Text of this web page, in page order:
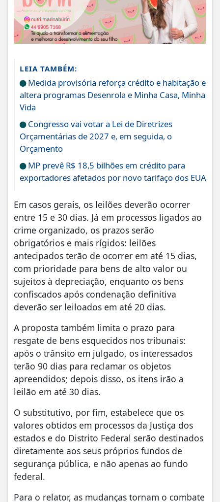
LEIA TAMBÉM:
Medida provisória reforça crédito e habitação e
altera programas Desenrola e Minha Casa, Minha
Vida
Congresso vai votar a Lei de Diretrizes
Orçamentárias de 2027 e, em seguida, o
Orçamento
MP prevê R$ 18,5 bilhões em crédito para
exportadores afetados por novo tarifaço dos EUA
Em casos gerais, os leilões deverão ocorrer
entre 15 e 30 dias. Já em processos ligados ao
crime organizado, os prazos serão
obrigatórios e mais rígidos: leilões
antecipados terão de ocorrer em até 15 dias,
com prioridade para bens de alto valor ou
sujeitos à depreciação, enquanto os bens
confiscados após condenação definitiva
deverão ser leiloados em até 20 dias.
A proposta também limita o prazo para
resgate de bens esquecidos nos tribunais:
após o trânsito em julgado, os interessados
terão 90 dias para reclamar os objetos
apreendidos; depois disso, os itens irão a
leilão em até 30 dias.
O substitutivo, por fim, estabelece que os
valores obtidos em processos da Justiça dos
estados e do Distrito Federal serão destinados
diretamente aos seus próprios fundos de
segurança pública, e não apenas ao fundo
federal.
Para o relator, as mudanças tornam o combate